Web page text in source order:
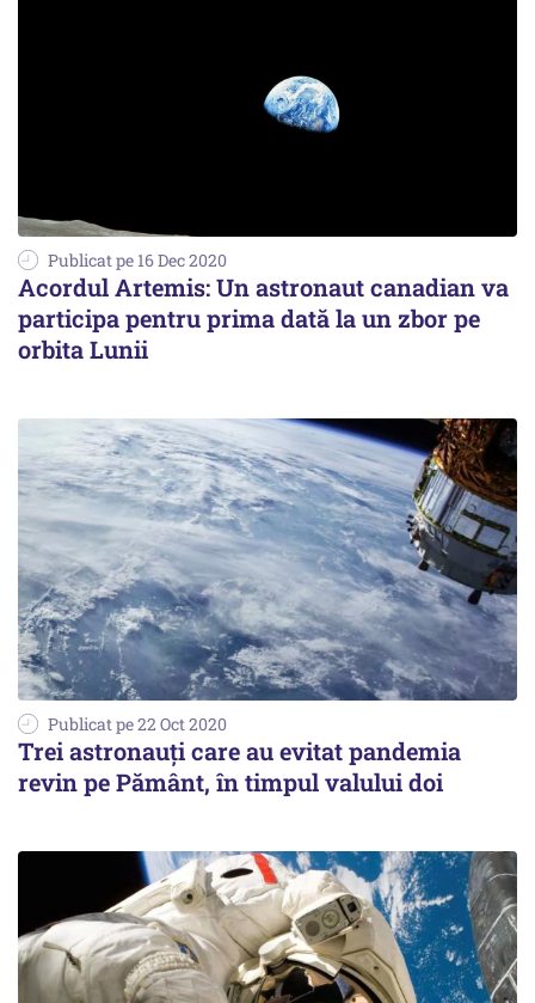
Publicat pe 16 Dec 2020
Acordul Artemis: Un astronaut canadian va
participa pentru prima dată la un zbor pe
orbita Lunii
Publicat pe 22 Oct 2020
Trei astronauți care au evitat pandemia
revin pe Pământ, în timpul valului doi